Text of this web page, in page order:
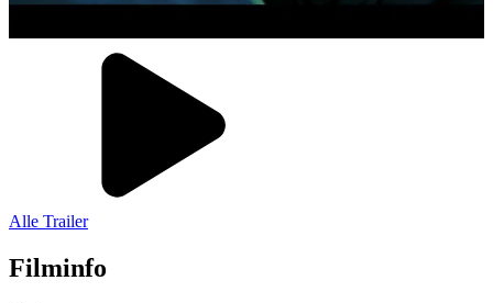
Alle Trailer
Filminfo